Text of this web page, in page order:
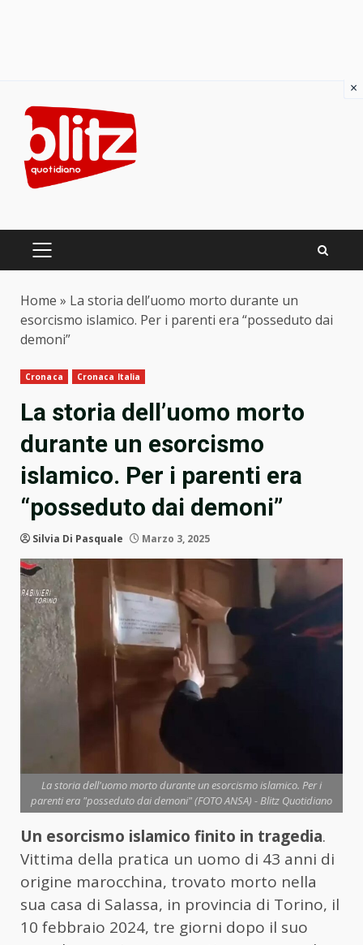
content
PRIMARY
Home » La storia dell’uomo morto durante un
esorcismo islamico. Per i parenti era “posseduto dai
demoni”
Cronaca Cronaca Italia
La storia dell’uomo morto
durante un esorcismo
islamico. Per i parenti era
“posseduto dai demoni”
Silvia Di Pasquale Marzo 3, 2025
La storia dell'uomo morto durante un esorcismo islamico. Per i
parenti era "posseduto dai demoni" (FOTO ANSA) - Blitz Quotidiano
Un esorcismo islamico finito in tragedia.
Vittima della pratica un uomo di 43 anni di
origine marocchina, trovato morto nella
sua casa di Salassa, in provincia di Torino, il
10 febbraio 2024, tre giorni dopo il suo
×